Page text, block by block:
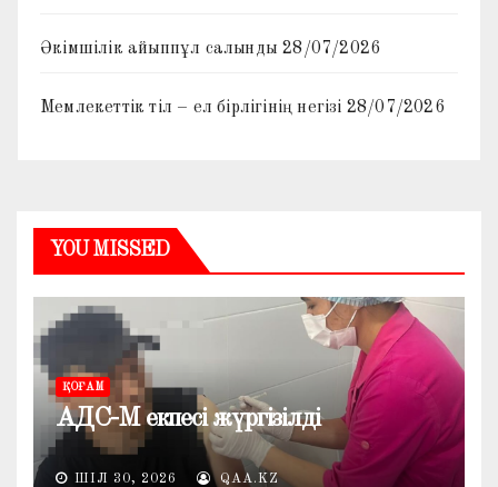
Әкімшілік айыппұл салынды 28/07/2026
Мемлекеттік тіл – ел бірлігінің негізі 28/07/2026
YOU MISSED
ҚОҒАМ
АДС-М екпесі жүргізілді
ШІЛ 30, 2026 QAA.KZ